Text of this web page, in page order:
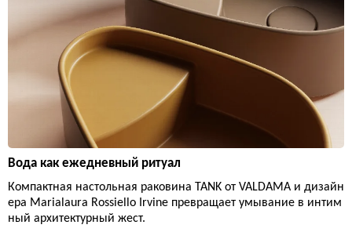
Вода как ежедневный ритуал
Компактная настольная раковина TANK от VALDAMA и дизайн
ера Marialaura Rossiello Irvine превращает умывание в интим
ный архитектурный жест.